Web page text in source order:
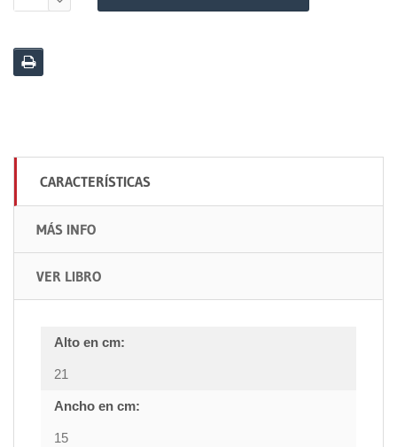
CARACTERÍSTICAS
MÁS INFO
VER LIBRO
Alto en cm:
21
Ancho en cm:
15